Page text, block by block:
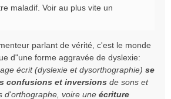
maladif. Voir au plus vite un
parlant de vérité, c'est le monde
d"une forme aggravée de dyslexie:
écrit (dyslexie et dysorthographie) se
confusions et inversions de sons et
d'orthographe, voire une écriture